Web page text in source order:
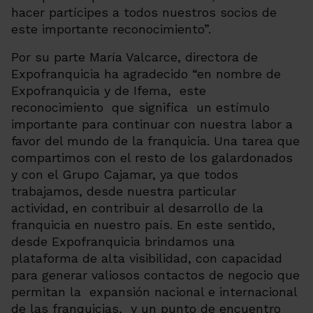
hacer partícipes a todos nuestros socios de
este importante reconocimiento”.
Por su parte María Valcarce, directora de
Expofranquicia ha agradecido “en nombre de
Expofranquicia y de Ifema, este
reconocimiento que significa un estímulo
importante para continuar con nuestra labor a
favor del mundo de la franquicia. Una tarea que
compartimos con el resto de los galardonados
y con el Grupo Cajamar, ya que todos
trabajamos, desde nuestra particular
actividad, en contribuir al desarrollo de la
franquicia en nuestro país. En este sentido,
desde Expofranquicia brindamos una
plataforma de alta visibilidad, con capacidad
para generar valiosos contactos de negocio que
permitan la expansión nacional e internacional
de las franquicias, y un punto de encuentro